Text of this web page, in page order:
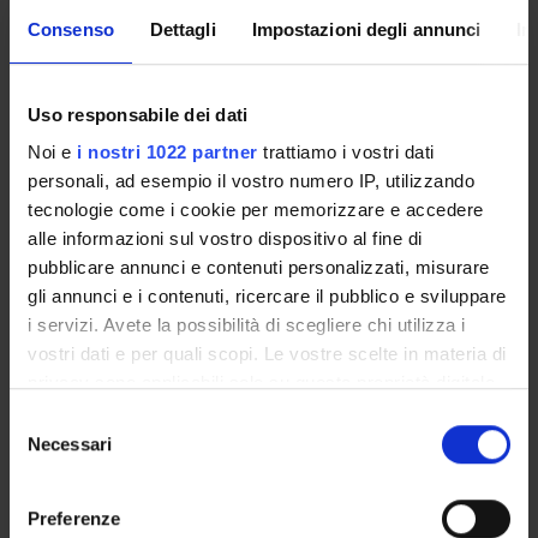
Consenso Dettagli Impostazioni degli annunci
Uso responsabile dei dati
Noi e i nostri 1022 partner trattiamo i vostri dati
personali, ad esempio il vostro numero IP, utilizzando
tecnologie come i cookie per memorizzare e accedere
alle informazioni sul vostro dispositivo al fine di
pubblicare annunci e contenuti personalizzati, misurare
gli annunci e i contenuti, ricercare il pubblico e sviluppare
i servizi. Avete la possibilità di scegliere chi utilizza i
vostri dati e per quali scopi. Le vostre scelte in materia di
modificare o revocare il proprio consenso in qualsiasi
momento dalla Dichiarazione sui cookie o facendo clic
delNecessari
Preferenze
digitale: metodi e applicazioni per la digitalizzazione del
Vocabolario bidirezionale italiano-spagnolo(01.02.2024-
Amparo Alemany Martínez
Borsa di ricerca finanziata dal PRIN:
degli elementi variazionali e grammaticali del dizionario
bilingue italiano-spagnolo di Lorenzo Franciosini
(1620)”.Titolare della borsa di ricerca: Dott.
Eduardo Bejarano Bejarano.
PARTECIPANTI AL PROGETTO
Professore a contratto
Professore a contratto